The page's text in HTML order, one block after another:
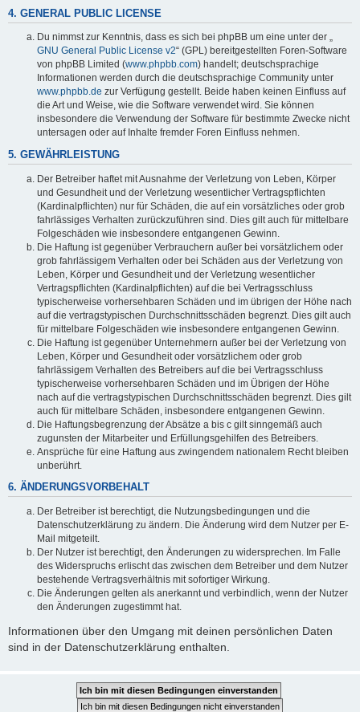
4. GENERAL PUBLIC LICENSE
Du nimmst zur Kenntnis, dass es sich bei phpBB um eine unter der „
GNU General Public License v2“ (GPL) bereitgestellten Foren-Software
von phpBB Limited (www.phpbb.com) handelt; deutschsprachige
Informationen werden durch die deutschsprachige Community unter
www.phpbb.de zur Verfügung gestellt. Beide haben keinen Einfluss auf
die Art und Weise, wie die Software verwendet wird. Sie können
insbesondere die Verwendung der Software für bestimmte Zwecke nicht
untersagen oder auf Inhalte fremder Foren Einfluss nehmen.
5. GEWÄHRLEISTUNG
Der Betreiber haftet mit Ausnahme der Verletzung von Leben, Körper
und Gesundheit und der Verletzung wesentlicher Vertragspflichten
(Kardinalpflichten) nur für Schäden, die auf ein vorsätzliches oder grob
fahrlässiges Verhalten zurückzuführen sind. Dies gilt auch für mittelbare
Folgeschäden wie insbesondere entgangenen Gewinn.
Die Haftung ist gegenüber Verbrauchern außer bei vorsätzlichem oder
grob fahrlässigem Verhalten oder bei Schäden aus der Verletzung von
Leben, Körper und Gesundheit und der Verletzung wesentlicher
Vertragspflichten (Kardinalpflichten) auf die bei Vertragsschluss
typischerweise vorhersehbaren Schäden und im übrigen der Höhe nach
auf die vertragstypischen Durchschnittsschäden begrenzt. Dies gilt auch
für mittelbare Folgeschäden wie insbesondere entgangenen Gewinn.
Die Haftung ist gegenüber Unternehmern außer bei der Verletzung von
Leben, Körper und Gesundheit oder vorsätzlichem oder grob
fahrlässigem Verhalten des Betreibers auf die bei Vertragsschluss
typischerweise vorhersehbaren Schäden und im Übrigen der Höhe
nach auf die vertragstypischen Durchschnittsschäden begrenzt. Dies gilt
auch für mittelbare Schäden, insbesondere entgangenen Gewinn.
Die Haftungsbegrenzung der Absätze a bis c gilt sinngemäß auch
zugunsten der Mitarbeiter und Erfüllungsgehilfen des Betreibers.
Ansprüche für eine Haftung aus zwingendem nationalem Recht bleiben
unberührt.
6. ÄNDERUNGSVORBEHALT
Der Betreiber ist berechtigt, die Nutzungsbedingungen und die
Datenschutzerklärung zu ändern. Die Änderung wird dem Nutzer per E-
Mail mitgeteilt.
Der Nutzer ist berechtigt, den Änderungen zu widersprechen. Im Falle
des Widerspruchs erlischt das zwischen dem Betreiber und dem Nutzer
bestehende Vertragsverhältnis mit sofortiger Wirkung.
Die Änderungen gelten als anerkannt und verbindlich, wenn der Nutzer
den Änderungen zugestimmt hat.
Informationen über den Umgang mit deinen persönlichen Daten
sind in der Datenschutzerklärung enthalten.